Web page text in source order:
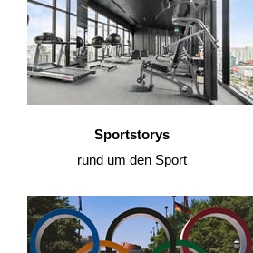
Sportstorys
rund um den Sport